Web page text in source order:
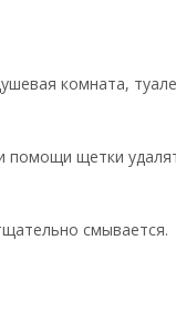
комната,
щетки
смывается.